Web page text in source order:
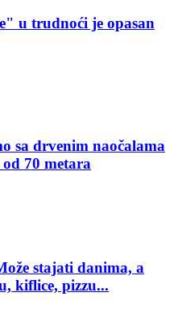
u trudnoći je opasan
sa drvenim naočalama
70 metara
stajati danima, a
kiflice, pizzu...